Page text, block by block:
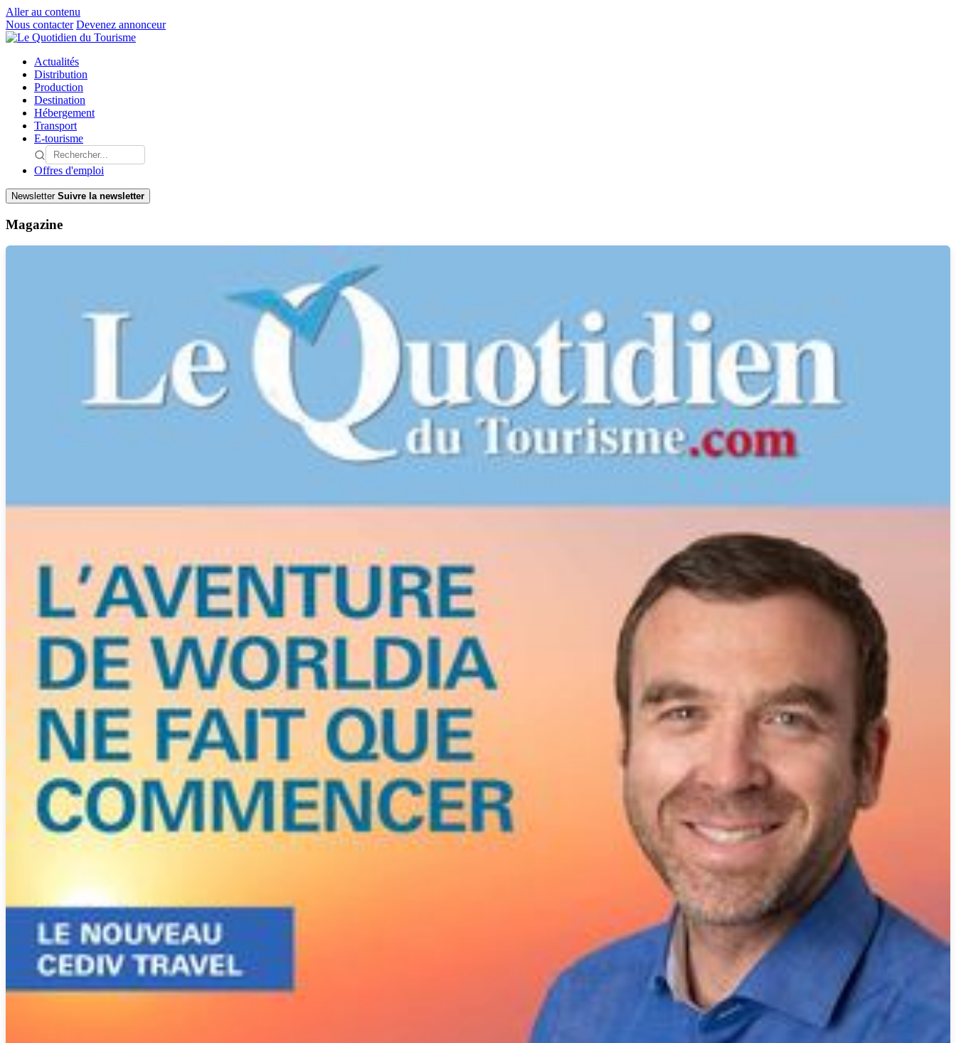
Aller au contenu
Nous contacter Devenez annonceur
Actualités
Distribution
Production
Destination
Hébergement
Transport
E-tourisme
Offres d'emploi
Newsletter Suivre la newsletter
Magazine